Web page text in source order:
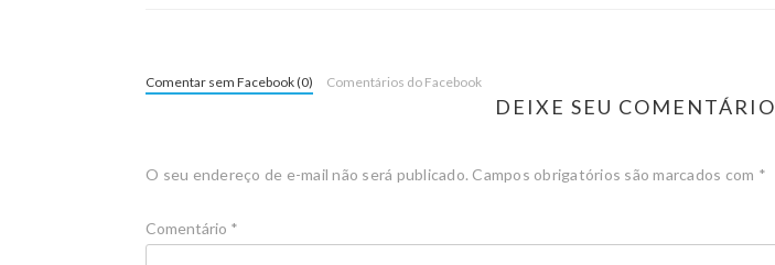
DEIXE SEU COMENTÁRIO
Comentar sem Facebook (0) Comentários do Facebook
O seu endereço de e-mail não será publicado. Campos obrigatórios são marcados com *
Comentário *